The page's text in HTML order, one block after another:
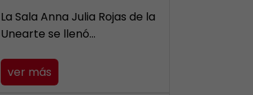
​La Sala Anna Julia Rojas de la
Unearte se llenó…
ver más